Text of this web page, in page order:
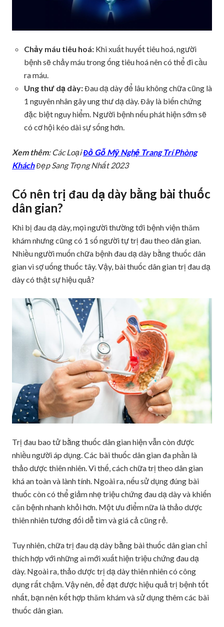
Chảy máu tiêu hoá: Khi xuất huyết tiêu hoá, người
bệnh sẽ chảy máu trong ống tiêu hoá nên có thể đi cầu
ra máu.
Ung thư dạ dày:Đau dạ dày để lâu không chữa cũng là
1 nguyên nhân gây ung thư dạ dày. Đây là biến chứng
đặc biệt nguy hiểm. Người bệnh nếu phát hiện sớm sẽ
có cơ hội kéo dài sự sống hơn.
Xem thêm: Các LoạiĐồ Gỗ Mỹ Nghệ Trang Trí Phòng
Khách Đẹp Sang Trọng Nhất 2023
Có nên trị đau dạ dày bằng bài thuốc
dân gian?
Khi bị đau dạ dày, mọi người thường tới bệnh viện thăm
khám nhưng cũng có 1 số người tự trị đau theo dân gian.
Nhiều người muốn chữa bệnh đau dạ dày bằng thuốc dân
gian vì sợ uống thuốc tây. Vậy, bài thuốc dân gian trị đau dạ
dày có thật sự hiệu quả?
Trị đau bao tử bằng thuốc dân gian hiện vẫn còn được
nhiều người áp dụng. Các bài thuốc dân gian đa phần là
thảo dược thiên nhiên. Vì thế, cách chữa trị theo dân gian
khá an toàn và lành tính. Ngoài ra, nếu sử dụng đúng bài
thuốc còn có thể giảm nhẹ triệu chứng đau dạ dày và khiến
căn bệnh nhanh khỏi hơn. Một ưu điểm nữa là thảo dược
thiên nhiên tương đối dễ tìm và giá cả cũng rẻ.
Tuy nhiên, chữa trị đau dạ dày bằng bài thuốc dân gian chỉ
thích hợp với những ai mới xuất hiện triệu chứng đau dạ
dày. Ngoài ra, thảo dược trị dạ dày thiên nhiên có công
dụng rất chậm. Vậy nên, để đạt được hiệu quả trị bệnh tốt
nhất, bạn nên kết hợp thăm khám và sử dụng thêm các bài
thuốc dân gian.